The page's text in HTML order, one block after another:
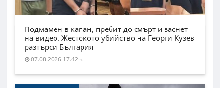
Подмамен в капан, пребит до смърт и заснет
на видео. Жестокото убийство на Георги Кузев
разтърси България
07.08.2026 17:42ч.